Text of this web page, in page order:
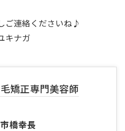
ご連絡くださいね♪
キナガ
矯正専門美容師
市橋幸長